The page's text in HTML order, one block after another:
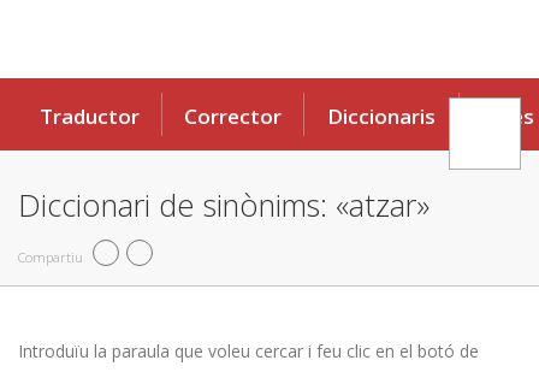
Traductor Corrector Diccionaris Eines
Diccionari de sinònims: «atzar»
Compartiu
Introduïu la paraula que voleu cercar i feu clic en el botó de